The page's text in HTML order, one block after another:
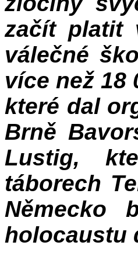
začít platit
válečné
více než 18
které dal
Brně
Lustig,
táborech
holocaustu